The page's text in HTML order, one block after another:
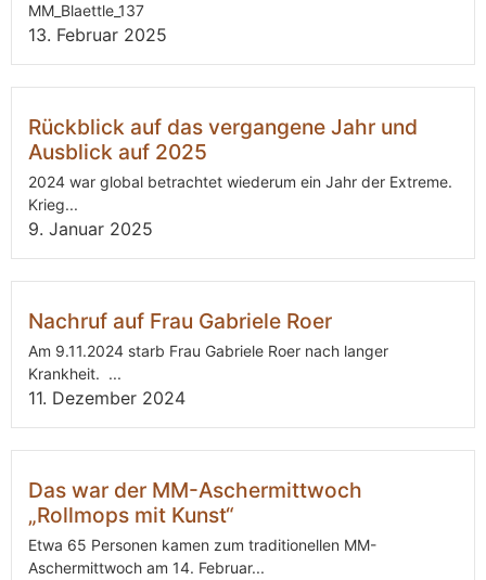
MM_Blaettle_137
13. Februar 2025
Rückblick auf das vergangene Jahr und
Ausblick auf 2025
2024 war global betrachtet wiederum ein Jahr der Extreme.
Krieg...
9. Januar 2025
Nachruf auf Frau Gabriele Roer
Am 9.11.2024 starb Frau Gabriele Roer nach langer
Krankheit. ...
11. Dezember 2024
Das war der MM-Aschermittwoch
„Rollmops mit Kunst“
Etwa 65 Personen kamen zum traditionellen MM-
Aschermittwoch am 14. Februar...